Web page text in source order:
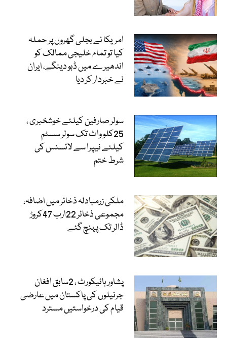
امریکا نے بجلی گھروں پر حملہ
کیا تو تمام خلیجی ممالک کو
اندھیرے میں ڈبو دینگے، ایران
نے خبردار کر دیا
سولر صارفین کیلئے خوشخبری ،
25کلو واٹ تک سولر سسٹم
کیلئے نیپرا سے لائسنس کی
شرط ختم
ملکی زرمبادلہ ذخائر میں اضافہ،
مجموعی ذخائر 22ارب 47کروڑ
ڈالر تک پہنچ گئے
پشاور ہائیکورٹ ، 2سابق افغان
جرنیلوں کی پاکستان میں عارضی
قیام کی درخواستیں مسترد